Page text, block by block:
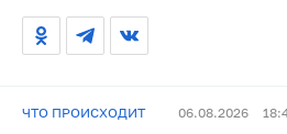
ЧТО ПРОИСХОДИТ 06.08.2026